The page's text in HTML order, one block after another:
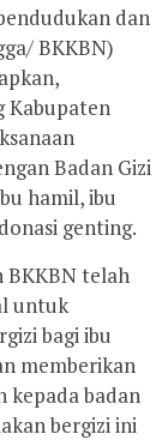
dan
BKKBN)
Kabupaten
Badan Gizi
hamil, ibu
genting.
BKKBN telah
untuk
bagi ibu
memberikan
kepada badan
bergizi ini